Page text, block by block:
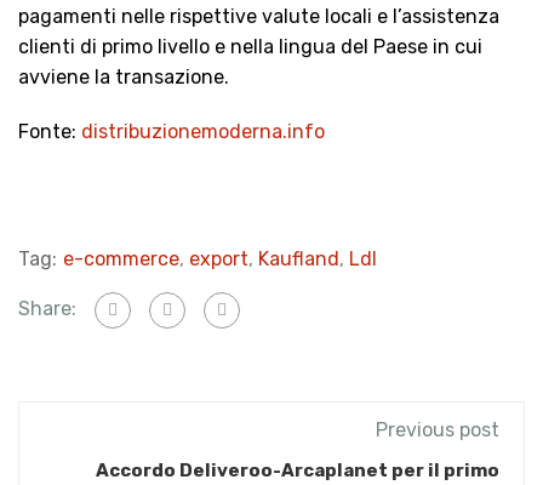
pagamenti nelle rispettive valute locali e l’assistenza
clienti di primo livello e nella lingua del Paese in cui
avviene la transazione.
Fonte: distribuzionemoderna.info
Tag: e-commerce, export, Kaufland, Ldl
Share:
Previous post
Accordo Deliveroo-Arcaplanet per il primo